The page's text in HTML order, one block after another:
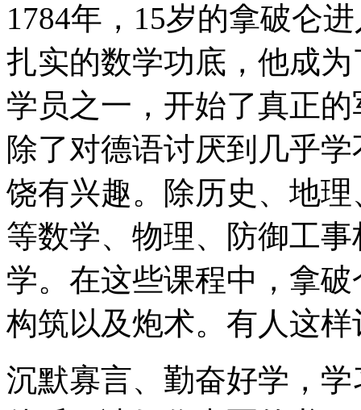
1784年，15岁的拿破仑
扎实的数学功底，他成
学员之一，开始了真正
除了对德语讨厌到几乎
饶有兴趣。除历史、地
等数学、物理、防御工
学。在这些课程中，拿
构筑以及炮术。有人这
沉默寡言、勤奋好学，